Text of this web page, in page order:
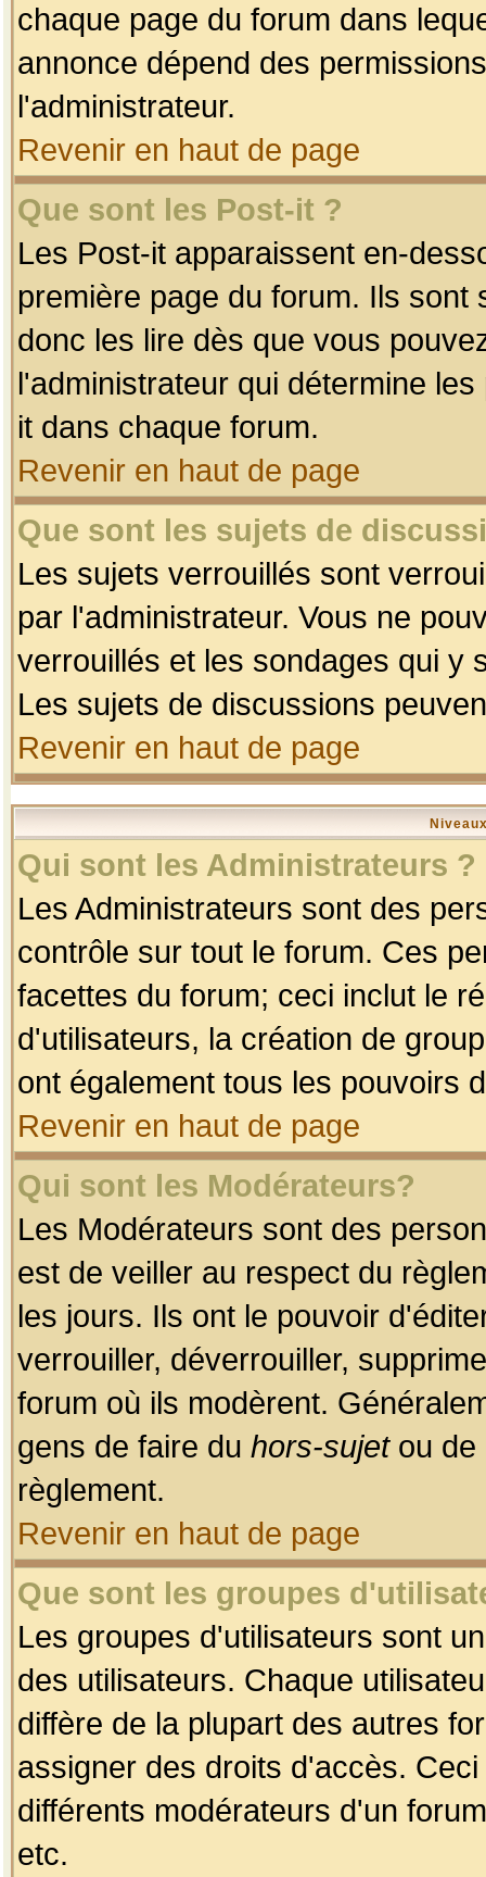
chaque page du forum dans
annonce dépend des
l'administrateur.
Revenir en haut de page
Que sont les Post-it ?
Les Post-it apparaissent en-
première page du forum. Ils
donc les lire dès que vous
l'administrateur qui détermine
it dans chaque forum.
Revenir en haut de page
Que sont les sujets de
Les sujets verrouillés sont
par l'administrateur. Vous ne
verrouillés et les sondages qui y
Les sujets de discussions
Revenir en haut de page
Qui sont les Administrateurs ?
Les Administrateurs sont des
contrôle sur tout le forum. Ces
facettes du forum; ceci inclut le
d'utilisateurs, la création de
ont également tous les pouvoirs
Revenir en haut de page
Qui sont les Modérateurs?
Les Modérateurs sont des
est de veiller au respect du
les jours. Ils ont le pouvoir
verrouiller, déverrouiller,
forum où ils modèrent.
gens de faire du hors-sujetou de
règlement.
Revenir en haut de page
Que sont les groupes
Les groupes d'utilisateurs sont
des utilisateurs. Chaque
diffère de la plupart des autres
assigner des droits d'accès.
différents modérateurs d'un
etc.